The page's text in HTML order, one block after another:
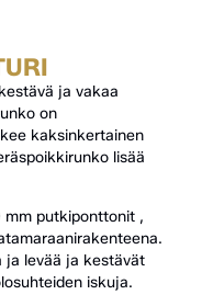
ja vakaa
on
kaksinkertainen
lisää
putkiponttonit ,
ja levää ja kestävät
iskuja.